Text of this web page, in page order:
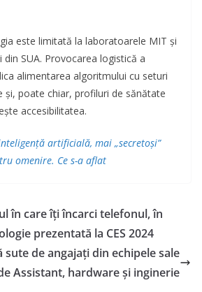
este limitată la laboratoarele MIT și
SUA. Provocarea logistică a
alimentarea algoritmului cu seturi
și, poate chiar, profiluri de sănătate
accesibilitatea.
artificială, mai „secretoși”
omenire. Ce s-a aflat
în care îți încarci telefonul, în
prezentată la CES 2024
sute de angajați din echipele sale
Assistant, hardware și inginerie